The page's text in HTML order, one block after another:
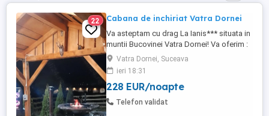
22 Cabana de inchiriat Vatra Dornei
Va asteptam cu drag La Ianis*** situata in
muntii Bucovinei Vatra Dornei! Va oferim :
-4 dormitoare -3 bai -terasa -living generos
cu o bucatarie complet utilata -Tv -Wi-fi -
foisor inchis(cu soba si gratar) -terasa
acoperita la exterior cu loc de luat
masa,gratar plita -rotisor -ceaun -disc -
Vatra Dornei, Suceava
ieri 18:31
228 EUR/noapte
Telefon validat